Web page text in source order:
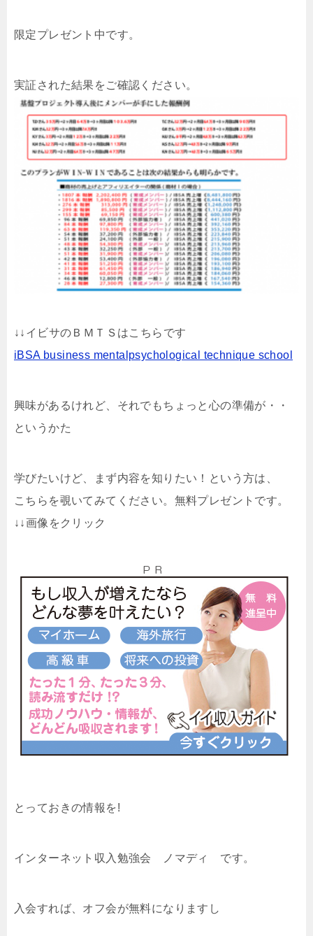
限定プレゼント中です。
実証された結果をご確認ください。
↓↓イビサのＢＭＴＳはこちらです
iBSA business mentalpsychological technique school
興味があるけれど、それでもちょっと心の準備が・・
というかた
学びたいけど、まず内容を知りたい！という方は、
こちらを覗いてみてください。無料プレゼントです。
↓↓画像をクリック
とっておきの情報を!
インターネット収入勉強会 ノマディ です。
入会すれば、オフ会が無料になりますし